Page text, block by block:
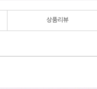
상품리뷰